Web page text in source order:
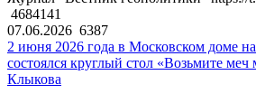
4684141
07.06.2026 6387
2 июня 2026 года в Московском доме
состоялся круглый стол «Возьмите
Клыкова